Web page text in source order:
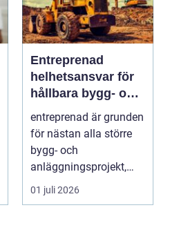
Entreprenad
helhetsansvar för
hållbara bygg- och
markprojekt
entreprenad är grunden
för nästan alla större
bygg- och
anläggningsprojekt,
från nya villagrunder
oc...
01 juli 2026